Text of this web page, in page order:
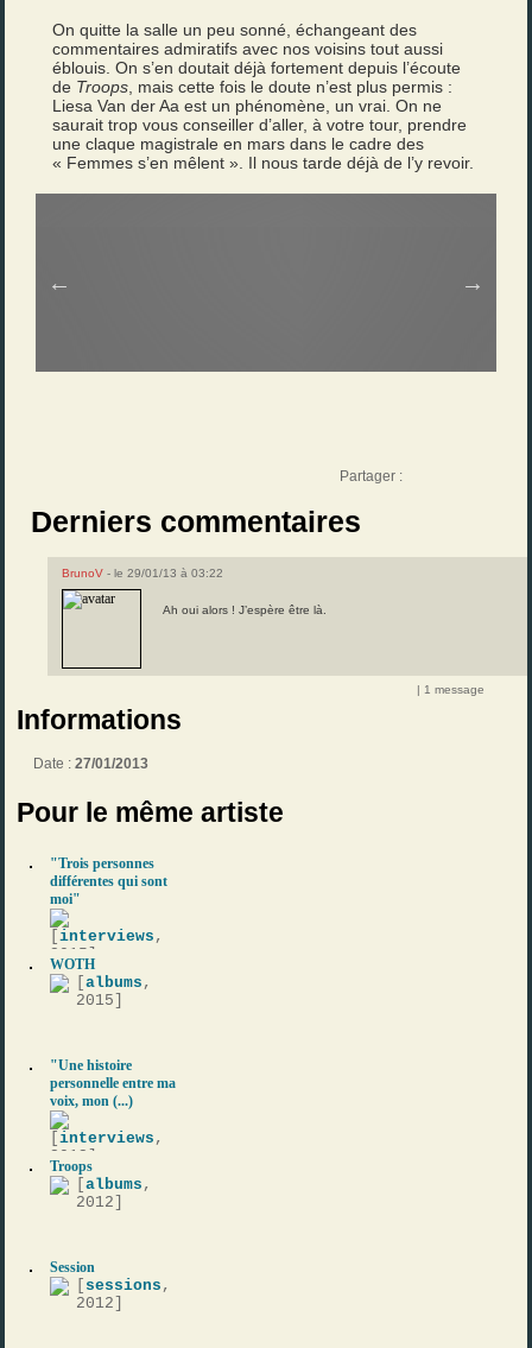
On quitte la salle un peu sonné, échangeant des
commentaires admiratifs avec nos voisins tout aussi
éblouis. On s’en doutait déjà fortement depuis l’écoute
de Troops , mais cette fois le doute n’est plus permis :
Liesa Van der Aa est un phénomène, un vrai. On ne
saurait trop vous conseiller d’aller, à votre tour, prendre
une claque magistrale en mars dans le cadre des
« Femmes s’en mêlent ». Il nous tarde déjà de l’y revoir.
Partager :
Derniers commentaires
BrunoV - le 29/01/13 à 03:22
Ah oui alors ! J’espère être là.
| 1 message
Informations
Date :27/01/2013
Pour le même artiste
"Trois personnes
différentes qui sont
moi"
[interviews ,
2015]
WOTH
[albums ,
2015]
"Une histoire
personnelle entre ma
voix, mon (...)
[interviews ,
2013]
Troops
[albums ,
2012]
Session
sessions ,
2012]